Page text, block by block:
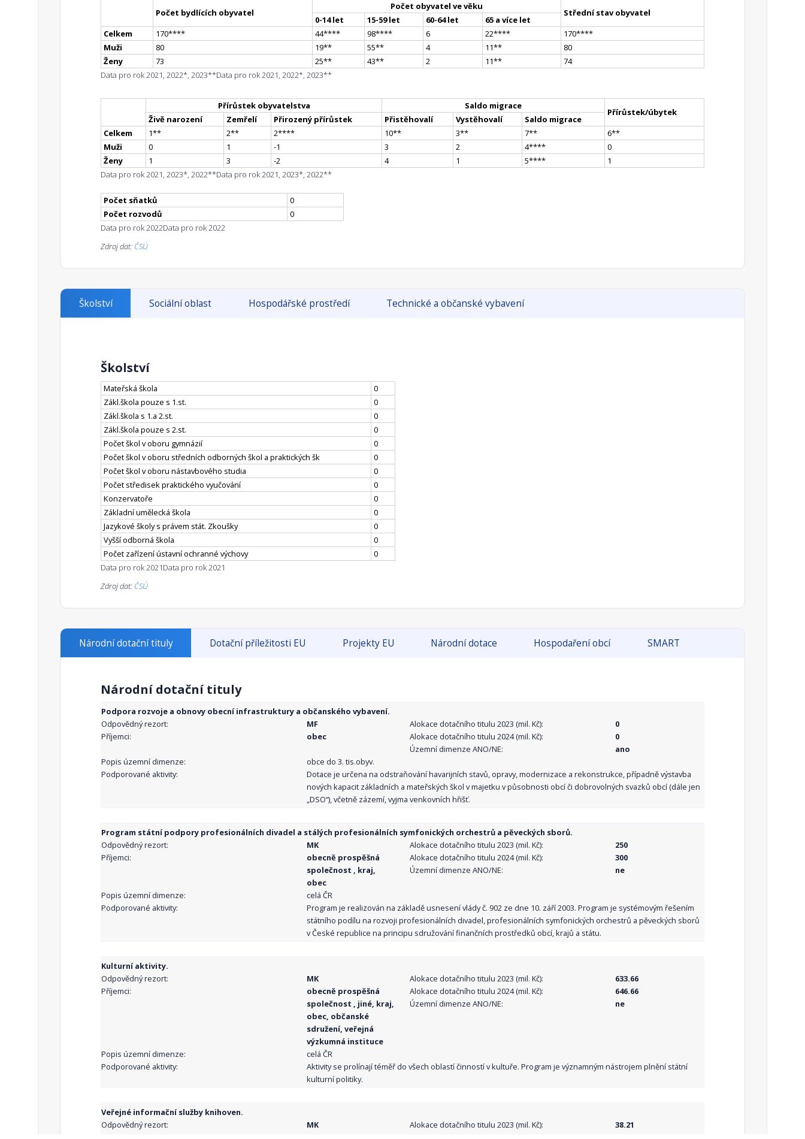
Počet bydlících obyvatel
Počet obyvatel ve věku
Střední stav obyvatel
0-14 let 15-59 let 60-64 let
65 a více let
Celkem
170**** 44**** 98**** 6 22**** 170****
Muži
80 19** 55** 4 11**
80
Ženy
73 25** 43** 2 11**
74
Data pro rok 2021, 2022*, 2023**Data pro rok 2021, 2022*, 2023**
Přírůstek obyvatelstva Saldo migrace
Přírůstek/úbytek
Živě narození Zemřelí Přirozený přírůstek Přistěhovalí Vystěhovalí
Saldo migrace
Celkem
1** 2** 2**** 10** 3** 7** 6**
Muži
0 1 -1 3 2 4****
0
Ženy
1 3 -2 4 1 5****
1
Data pro rok 2021, 2023*, 2022**Data pro rok 2021, 2023*, 2022**
Počet sňatků
0
Počet rozvodů
0
Data pro rok 2022Data pro rok 2022
Zdroj dat: ČSÚ
Školství Sociální oblast Hospodářské prostředí Technické a občanské vybavení
Školství
Mateřská škola
0
Zákl.škola pouze s 1.st.
0
Zákl.škola s 1.a 2.st.
0
Zákl.škola pouze s 2.st.
0
Počet škol v oboru gymnázií
0
Počet škol v oboru středních odborných škol a praktických šk
0
Počet škol v oboru nástavbového studia
0
Počet středisek praktického vyučování
0
Konzervatoře
0
Základní umělecká škola
0
Jazykové školy s právem stát. Zkoušky
0
Vyšší odborná škola
0
Počet zařízení ústavní ochranné výchovy
0
Data pro rok 2021Data pro rok 2021
Zdroj dat: ČSÚ
Národní dotační tituly Dotační příležitosti EU Projekty EU Národní dotace Hospodaření obcí SMART
Národní dotační tituly
Podpora rozvoje a obnovy obecní infrastruktury a občanského vybavení.
Odpovědný rezort:
MF
Příjemci:
obec
Alokace dotačního titulu 2023 (mil. Kč):
0
Alokace dotačního titulu 2024 (mil. Kč):
0
Územní dimenze ANO/NE:
ano
Popis územní dimenze:
obce do 3. tis.obyv.
Podporované aktivity:
Dotace je určena na odstraňování havarijních stavů, opravy, modernizace a rekonstrukce, případně výstavba
nových kapacit základních a mateřských škol v majetku v působnosti obcí či dobrovolných svazků obcí (dále jen
„DSO“), včetně zázemí, vyjma venkovních hřišť.
Program státní podpory profesionálních divadel a stálých profesionálních symfonických orchestrů a pěveckých sborů.
Odpovědný rezort:
MK
Příjemci:
obecně prospěšná
společnost , kraj,
obec
Alokace dotačního titulu 2023 (mil. Kč):
250
Alokace dotačního titulu 2024 (mil. Kč):
300
Územní dimenze ANO/NE:
ne
Popis územní dimenze:
celá ČR
Podporované aktivity:
Program je realizován na základě usnesení vlády č. 902 ze dne 10. září 2003. Program je systémovým řešením
státního podílu na rozvoji profesionálních divadel, profesionálních symfonických orchestrů a pěveckých sborů
v České republice na principu sdružování finančních prostředků obcí, krajů a státu.
Kulturní aktivity.
Odpovědný rezort:
MK
Příjemci:
obecně prospěšná
společnost , jiné, kraj,
obec, občanské
sdružení, veřejná
výzkumná instituce
Alokace dotačního titulu 2023 (mil. Kč):
633.66
Alokace dotačního titulu 2024 (mil. Kč):
646.66
Územní dimenze ANO/NE:
ne
Popis územní dimenze:
celá ČR
Podporované aktivity:
Aktivity se prolínají téměř do všech oblastí činností v kultuře. Program je významným nástrojem plnění státní
kulturní politiky.
Veřejné informační služby knihoven.
Odpovědný rezort:
MK
Alokace dotačního titulu 2023 (mil. Kč):
38.21